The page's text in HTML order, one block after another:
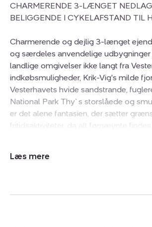
CHARMERENDE 3-LÆNGET
BELIGGENDE I CYKELAFSTAND TIL
Charmerende og dejlig 3-længet
og særdeles anvendelige
landlige omgivelser ikke langt fra
indkøbsmuligheder, Krik-Vig's milde
Vesterhavets hvide sandstrande,
National Park Thy`s storslåede og
er det alene fantasien, der sætter
fritidsaktiviteter, da alt førnævnte findes
vaskemaskine og tørretumbler. Lys og